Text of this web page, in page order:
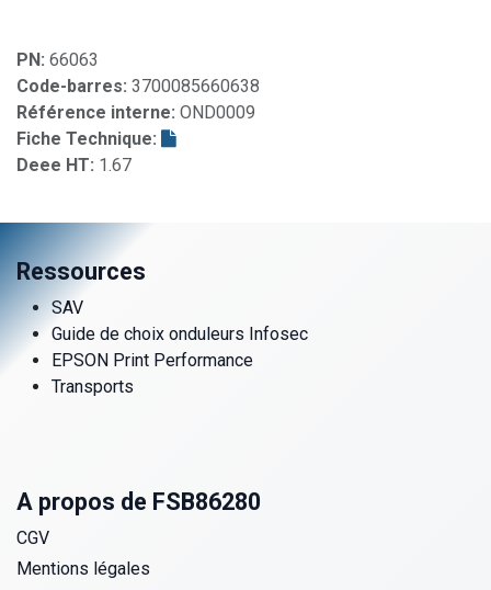
PN: 66063
Code-barres: 3700085660638
Référence interne: OND0009
Fiche Technique:
Deee HT: 1.67
Ressources
SAV
Guide de choix onduleurs Infosec
EPSON Print Performance
Transports
A propos de FSB86280
CGV
Mentions légales